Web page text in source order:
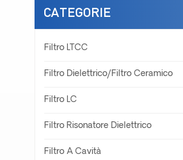
CATEGORIE
Filtro LTCC
Filtro Dielettrico/filtro Ceramico
Filtro LC
Filtro Risonatore Dielettrico
Filtro A Cavità